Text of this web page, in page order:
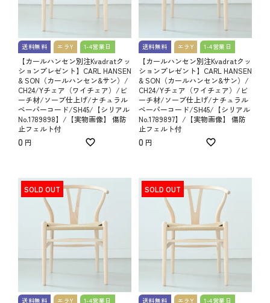
送料無料 エラY 1-4営業日
【カールハンセン別注Kvadratクッ
ションプレゼント】CARL HANSEN
& SON（カールハンセン&サン）/
CH24/Yチェア（ワイチェア）/ビ
ーチ材/ソープ仕上げ/ナチュラル
ペーパーコード/SH45/【シリアル
No.1789898】/【実物画像】 傷防
止フェルト付
0
送料無料 エラY 1-4営業日
【カールハンセン別注Kvadratクッ
ションプレゼント】CARL HANSEN
& SON（カールハンセン&サン）/
CH24/Yチェア（ワイチェア）/ビ
ーチ材/ソープ仕上げ/ナチュラル
ペーパーコード/SH45/【シリアル
No.1789897】/【実物画像】 傷防
止フェルト付
0
SOLD OUT
送料無料 エラY 1-4営業日
SOLD OUT
送料無料 エラY 1-4営業日